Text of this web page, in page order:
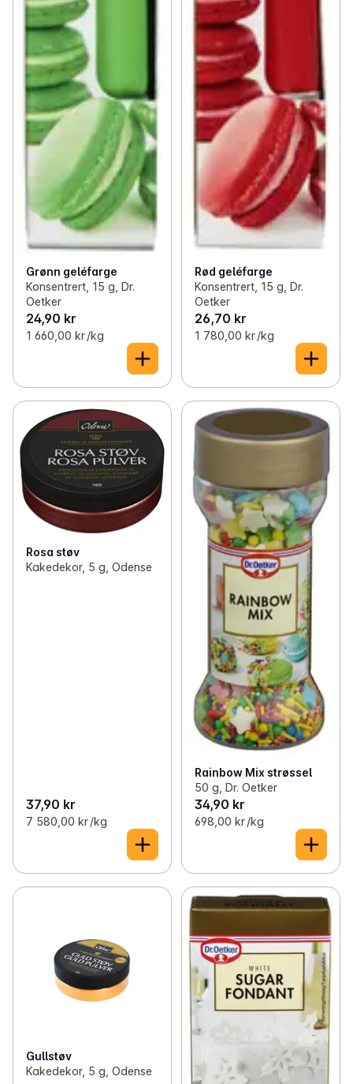
Grønn geléfarge
Konsentrert, 15 g, Dr.
Oetker
24,90 kr
1 660,00 kr /kg
Rød geléfarge
Konsentrert, 15 g, Dr.
Oetker
26,70 kr
1 780,00 kr /kg
Rosa støv
Kakedekor, 5 g, Odense
37,90 kr
7 580,00 kr /kg
Rainbow Mix strøssel
50 g, Dr. Oetker
34,90 kr
698,00 kr /kg
Gullstøv
Kakedekor, 5 g, Odense